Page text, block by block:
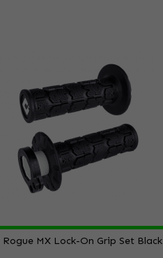
MX Lock-On Grip Set Black